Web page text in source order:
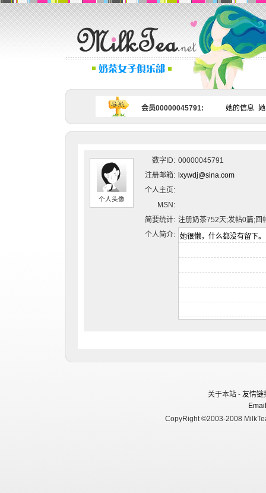
会员00000045791: 她的信息
个人头像
数字ID: 00000045791
注册邮箱: lxywdj@sina.com
个人主页:
MSN:
简要统计: 注册奶茶752天;发帖0篇;回
个人简介:
关于本站 - 友情链
CopyRight ©2003-2008